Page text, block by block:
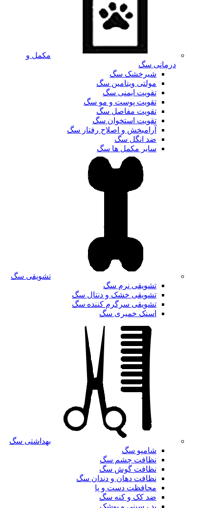
مکمل و
درمانی سگ
شیرخشک سگ
مولتی ویتامین سگ
تقویت ایمنی سگ
تقویت پوست و مو سگ
تقویت مفاصل سگ
تقویت استخوان سگ
آرامبخش و اصلاح رفتار سگ
ضد انگل سگ
سایر مکمل ها سگ
تشویقی سگ
تشویقی نرم سگ
تشویقی خشک و دنتال سگ
تشویقی سرگرم کننده سگ
اسنک خمیری سگ
بهداشتی سگ
شامپو سگ
نظافت چشم سگ
نظافت گوش سگ
نظافت دهان و دندان سگ
محافظت دست و پا
ضد کک و کنه سگ
پد ، سینی و پوشک